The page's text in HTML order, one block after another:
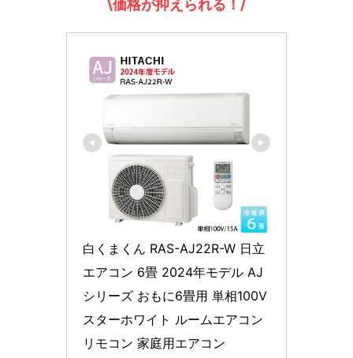
\価格が抑えられる！/
白くまくん RAS-AJ22R-W 日立
エアコン 6畳 2024年モデル AJ
シリーズ おもに6畳用 単相100V
スターホワイト ルームエアコン
リモコン 家庭用エアコン